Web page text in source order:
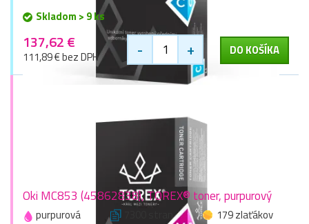
Skladom > 9 ks
137,62 €
111,89 € bez DPH - + DO KOŠÍKA
Oki MC853 (45862838), TOREX® toner, purpurový
purpurová 7300 stran
179 zlaťákov